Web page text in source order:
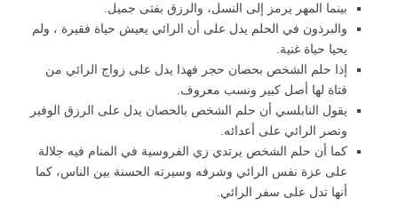
بينما المهر يرمز إلى النسل، والرزق بفتى جميل.
والبرذون في الحلم يدل على أن الرائي يعيش حياة فقيرة ، ولم
يحيا حياة غنية.
إذا حلم الشخص بحصان حجر فهذا يدل على زواج الرائي من
فتاة لها أصل كبير ونسب معروف.
يقول النابلسي أن حلم الشخص بالحصان يدل على الرزق الوفير
ونصر الرائي على أعدائه.
كما أن حلم الشخص يرتدي زي الفروسية في المنام فيه جلالة
على عزة نفس الرائي وشرفه وسيرته الحسنة بين الناس، كما
أنها تدل على سفر الرائي.